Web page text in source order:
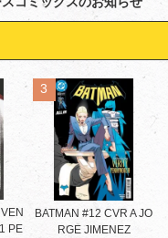
PE
3
BATMAN #12 CVR A JO
RGE JIMENEZ